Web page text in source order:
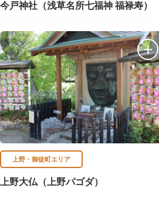
今戸神社（浅草名所七福神 福禄寿）
上野・御徒町エリア
上野大仏（上野パゴダ）